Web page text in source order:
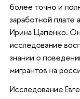
более точно и
заработной плате
Ирина Цапенко.
исследование
знании о
мигрантов на
Исследование